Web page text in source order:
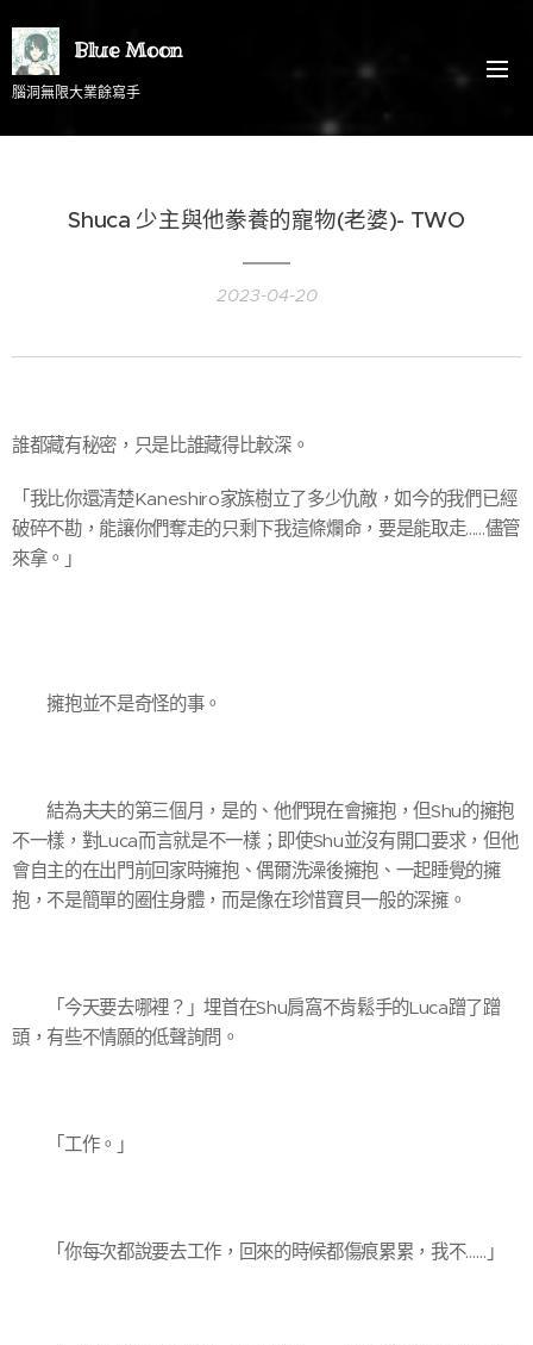
Blue Moon
腦洞無限大業餘寫手
Shuca 少主與他豢養的寵物(老婆)- TWO
2023-04-20
誰都藏有秘密，只是比誰藏得比較深。
「我比你還清楚Kaneshiro家族樹立了多少仇敵，如今的我們已經
破碎不勘，能讓你們奪走的只剩下我這條爛命，要是能取走......儘管
來拿。」
擁抱並不是奇怪的事。
結為夫夫的第三個月，是的、他們現在會擁抱，但Shu的擁抱
不一樣，對Luca而言就是不一樣；即使Shu並沒有開口要求，但他
會自主的在出門前回家時擁抱、偶爾洗澡後擁抱、一起睡覺的擁
抱，不是簡單的圈住身體，而是像在珍惜寶貝一般的深擁。
「今天要去哪裡？」埋首在Shu肩窩不肯鬆手的Luca蹭了蹭
頭，有些不情願的低聲詢問。
「工作。」
「你每次都說要去工作，回來的時候都傷痕累累，我不……」